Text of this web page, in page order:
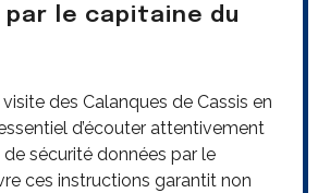
par le capitaine du
des Calanques de Cassis en
d’écouter attentivement
sécurité données par le
ces instructions garantit non